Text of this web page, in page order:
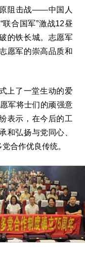
原阻击战——中国人
合国军”激战12昼
的铁长城。志愿军
愿军的崇高品质和
上了一堂生动的爱
军将士们的顽强意
表示，在今后的工
和弘扬与党同心、
合作优良传统。